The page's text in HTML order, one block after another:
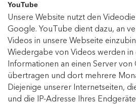
YouTube
Unsere Website nutzt den
Google. YouTube dient dazu, an
Videos in unsere Webseite
Wiedergabe von Videos werden
Informationen an einen Server
übertragen und dort mehrere
Diejenige unserer Internetseiten,
und die IP-Adresse Ihres